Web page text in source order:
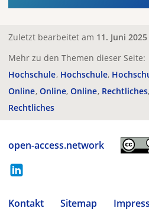
Zuletzt bearbeitet am 11. Juni 2025
Mehr zu den Themen dieser Seite:
Hochschule Hochschule
Online Online Online Rechtliches
Rechtliches
open-access.network
Kontakt Sitemap